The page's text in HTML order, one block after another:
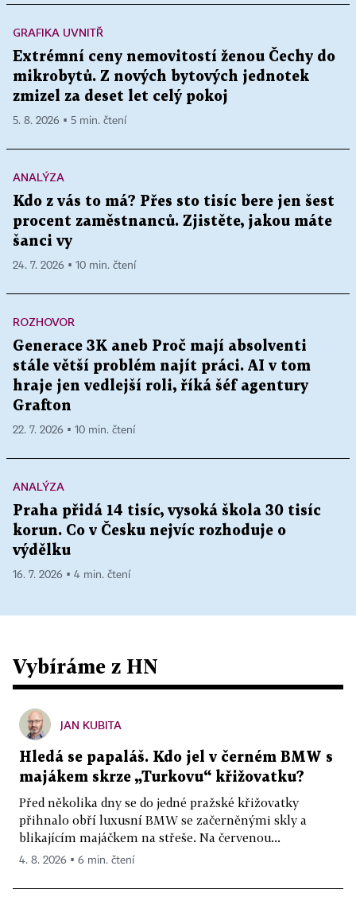
GRAFIKA UVNITŘ
Extrémní ceny nemovitostí ženou Čechy do
mikrobytů. Z nových bytových jednotek
zmizel za deset let celý pokoj
5. 8. 2026 ▪ 5 min. čtení
ANALÝZA
Kdo z vás to má? Přes sto tisíc bere jen šest
procent zaměstnanců. Zjistěte, jakou máte
šanci vy
24. 7. 2026 ▪ 10 min. čtení
ROZHOVOR
Generace 3K aneb Proč mají absolventi
stále větší problém najít práci. AI v tom
hraje jen vedlejší roli, říká šéf agentury
Grafton
22. 7. 2026 ▪ 10 min. čtení
ANALÝZA
Praha přidá 14 tisíc, vysoká škola 30 tisíc
korun. Co v Česku nejvíc rozhoduje o
výdělku
16. 7. 2026 ▪ 4 min. čtení
Vybíráme z HN
JAN KUBITA
Hledá se papaláš. Kdo jel v černém BMW s
majákem skrze „Turkovu“ křižovatku?
Před několika dny se do jedné pražské křižovatky
přihnalo obří luxusní BMW se začerněnými skly a
blikajícím majáčkem na střeše. Na červenou...
4. 8. 2026 ▪ 6 min. čtení